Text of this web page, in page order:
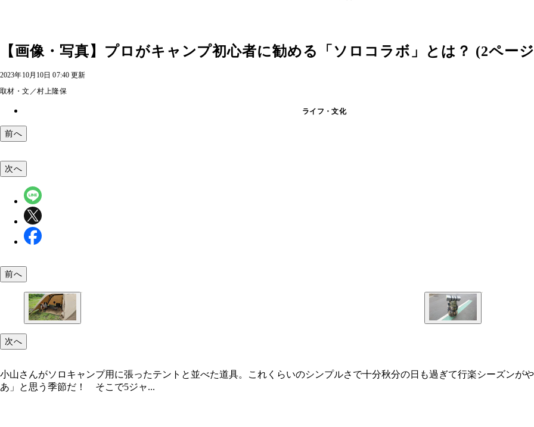
【画像・写真】プロがキャンプ初心者に勧める「ソロコラボ」とは？ (2ペー
2023年10月10日 07:40 更新
取材・文／村上隆保
ライフ・文化
前へ
次へ
前へ
次へ
小山さんがソロキャンプ用に張ったテントと並べた道具。これくらいのシンプルさで十分秋分の日も過ぎて行楽シーズンが
あ」と思う季節だ！ そこで5ジャ...